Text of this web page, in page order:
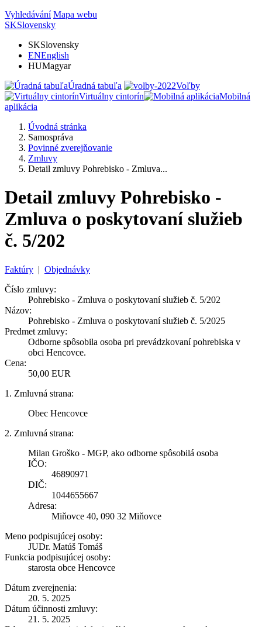
Vyhledávání Mapa webu
SKSlovensky
SKSlovensky
ENEnglish
HUMagyar
Úradná tabuľa
Voľby
Virtuálny cintorín
Mobilná
aplikácia
Úvodná stránka
Samospráva
Povinné zverejňovanie
Zmluvy
Detail zmluvy Pohrebisko - Zmluva...
Detail zmluvy Pohrebisko -
Zmluva o poskytovaní služieb
č. 5/202
Faktúry | Objednávky
Číslo zmluvy:
Pohrebisko - Zmluva o poskytovaní služieb č. 5/202
Názov:
Pohrebisko - Zmluva o poskytovaní služieb č. 5/2025
Predmet zmluvy:
Odborne spôsobila osoba pri prevádzkovaní pohrebiska v
obci Hencovce.
Cena:
50,00 EUR
1. Zmluvná strana:
Obec Hencovce
2. Zmluvná strana:
Milan Groško - MGP, ako odborne spôsobilá osoba
IČO:
46890971
DIČ:
1044655667
Adresa:
Miňovce 40, 090 32 Miňovce
Meno podpisujúcej osoby:
JUDr. Matúš Tomáš
Funkcia podpisujúcej osoby:
starosta obce Hencovce
Dátum zverejnenia:
20. 5. 2025
Dátum účinnosti zmluvy:
21. 5. 2025